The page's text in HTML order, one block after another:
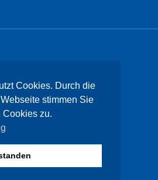
Cookies. Durch die
stimmen Sie
Cookies zu.